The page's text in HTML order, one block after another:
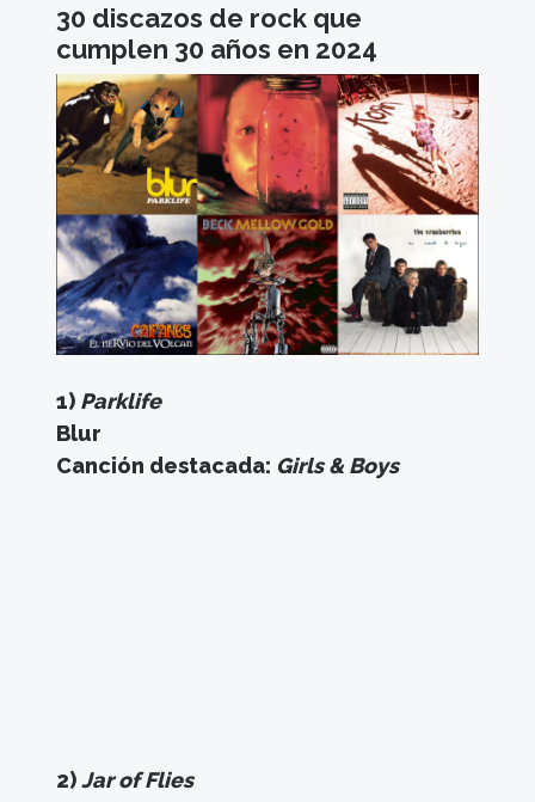
30 discazos de rock que
cumplen 30 años en 2024
1) Parklife
Blur
Canción destacada: Girls & Boys
2)Jar of Flies